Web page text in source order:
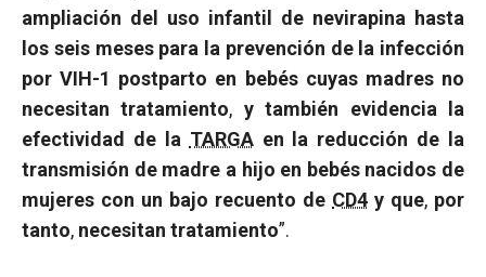
ampliación del uso infantil de nevirapina hasta
los seis meses para la prevención de la infección
por VIH-1 postparto en bebés cuyas madres no
necesitan tratamiento, y también evidencia la
efectividad de la TARGAen la reducción de la
transmisión de madre a hijo en bebés nacidos de
mujeres con un bajo recuento de CD4 y que, por
tanto, necesitan tratamiento”.